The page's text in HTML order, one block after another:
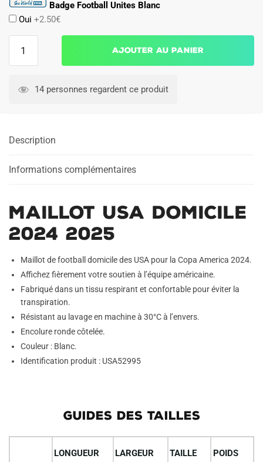
Badge Football Unites Blanc
Oui +2.50€
USA
Ajouter au panier
14 personnes regardent ce produit
Description
Informations complémentaires
Maillot USA Domicile
2024 2025
Maillot de football domicile des USA pour la Copa America 2024.
Affichez fièrement votre soutien à l’équipe américaine.
Fabriqué dans un tissu respirant et confortable pour éviter la
transpiration.
Résistant au lavage en machine à 30°C à l’envers.
Encolure ronde côtelée.
Couleur : Blanc.
Identification produit : USA52995
GUIDES DES TAILLES
LONGUEUR
LARGEUR
TAILLE
POIDS